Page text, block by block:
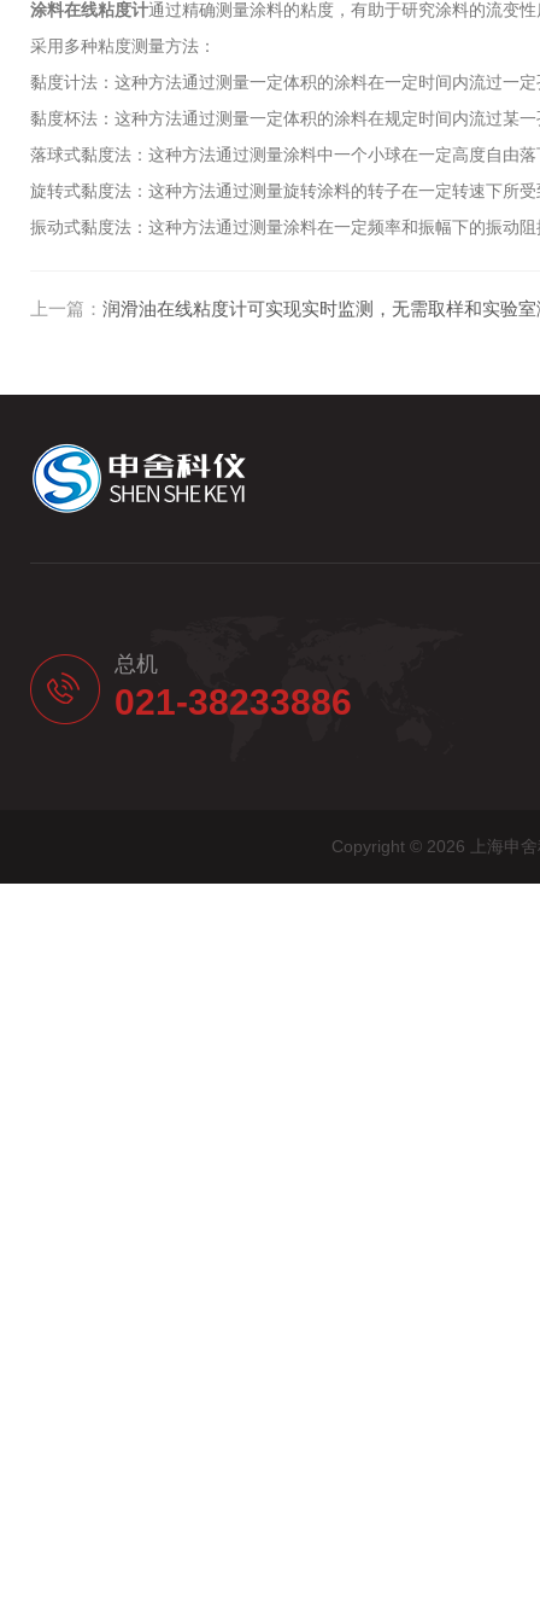
涂料在线粘度计通过精确测量涂料的粘度，有助于研究涂料的流变
采用多种粘度测量方法：
黏度计法：这种方法通过测量一定体积的涂料在一定时间内流过一
黏度杯法：这种方法通过测量一定体积的涂料在规定时间内流过某
落球式黏度法：这种方法通过测量涂料中一个小球在一定高度自由
旋转式黏度法：这种方法通过测量旋转涂料的转子在一定转速下所
振动式黏度法：这种方法通过测量涂料在一定频率和振幅下的振动
上一篇： 润滑油在线粘度计可实现实时监测，无需取样和实验
总机
021-38233886
Copyright © 2026 上海申